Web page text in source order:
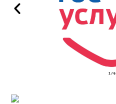
1 / 6